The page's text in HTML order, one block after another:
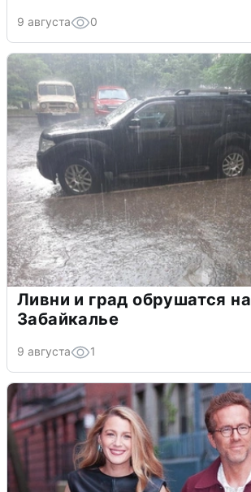
9 августа 0
Ливни и град обрушатся на
Забайкалье
9 августа 1